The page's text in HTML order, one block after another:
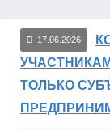
17.06.2026
ТОЛЬКО